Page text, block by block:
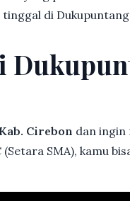
di
Cirebon dan ingin
(Setara SMA), kamu